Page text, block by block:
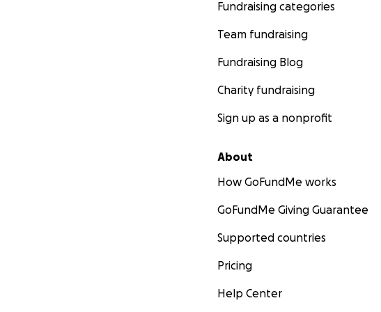
Fundraising categories
Team fundraising
Fundraising Blog
Charity fundraising
Sign up as a nonprofit
About
How GoFundMe works
GoFundMe Giving Guarantee
Supported countries
Pricing
Help Center